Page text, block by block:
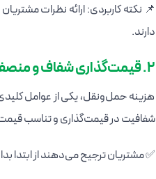
📌 نکته کاربردی: ارائه نظرات
دارند.
2. قیمت‌گذاری شفاف و منصفانه
هزینه حمل‌ونقل، یکی از عوامل
شفافیت در قیمت‌گذاری و تناسب
✅ مشتریان ترجیح می‌دهند از ابتدا